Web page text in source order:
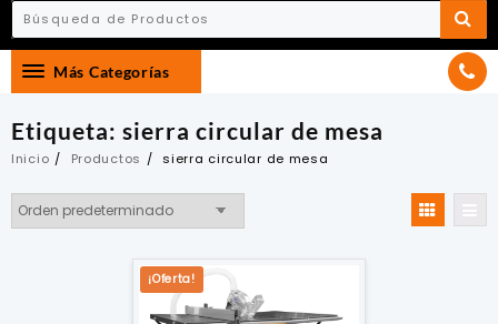
Más Categorías
Etiqueta: sierra circular de mesa
Inicio Productos sierra circular de mesa
¡Oferta!